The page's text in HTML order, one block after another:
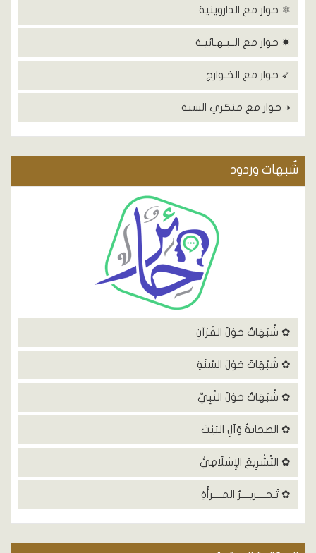
⚛ حوار مع الداروينية
✸ حوار مع الــبـهـائيـة
➶ حوار مع الخـوارج
◑ حوار مع منكري السنة
شٌبهات وردود
✿ شُبُهَاتٌ حَوْلَ القُرْآنِ
✿ شُبُهَاتٌ حَوْلَ السُنَةِ
✿ شُبُهَاتٌ حَوْلَ النَّبِيِّ
✿ الصحابةُ وَآلِ البَيْتَ
✿ التَّشْرِيعُ الإِسْلَامِيُّ
✿ تَـحــــريــــرُ المــــرأَةِ